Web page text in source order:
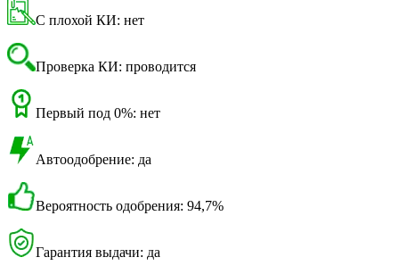
С плохой КИ: нет
Проверка КИ: проводится
Первый под 0%: нет
Автоодобрение: да
Вероятность одобрения: 94,7%
Гарантия выдачи: да